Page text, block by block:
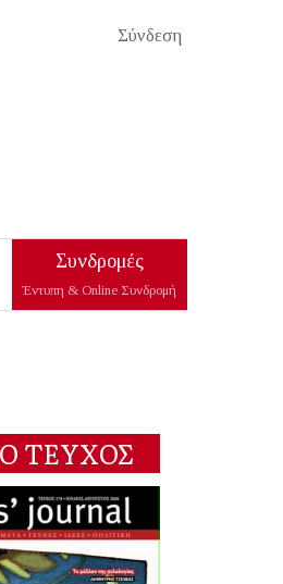
Σύνδεση
Συνδρομές
Έντυπη & Online Συνδρομή
ΤΕΥΧΟΣ